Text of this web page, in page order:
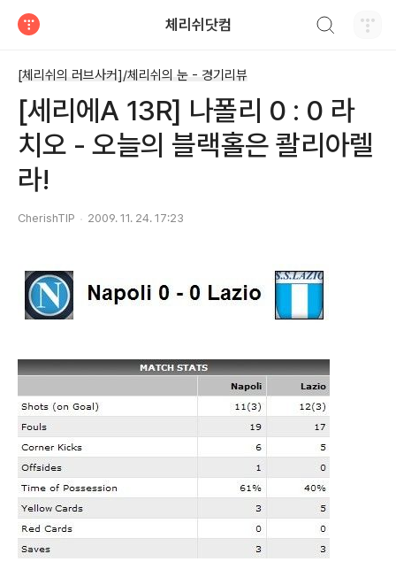
체리쉬닷컴
[체리쉬의 러브사커]/체리쉬의 눈 - 경기리뷰
[세리에A 13R] 나폴리 0 : 0 라
치오 - 오늘의 블랙홀은 콸리아렐
라!
CherishTIP 2009. 11. 24. 17:23